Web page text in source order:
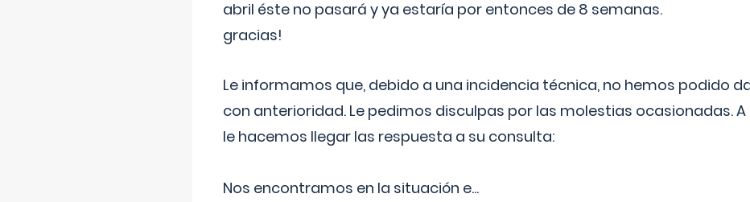
abril éste no pasará y ya estaría por entonces de 8 semanas.
gracias!
Le informamos que, debido a una incidencia técnica, no hemos podido
con anterioridad. Le pedimos disculpas por las molestias ocasionadas.
le hacemos llegar las respuesta a su consulta:
Nos encontramos en la situación e...